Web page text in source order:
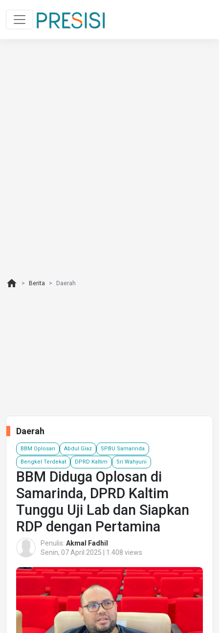
home Berita Daerah
Daerah
BBM Oplosan Abdul Giaz SPBU Samarinda
Bengkel Terdekat DPRD Kaltim Sri Wahyuni
BBM Diduga Oplosan di
Samarinda, DPRD Kaltim
Tunggu Uji Lab dan Siapkan
RDP dengan Pertamina
Penulis: Akmal Fadhil
Senin, 07 April 2025 | 1.408 views